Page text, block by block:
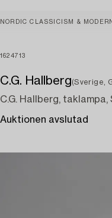
NORDIC CLASSICISM &
1624713
C.G. Hallberg(Sverige,
C.G. Hallberg,
Auktionen avslutad